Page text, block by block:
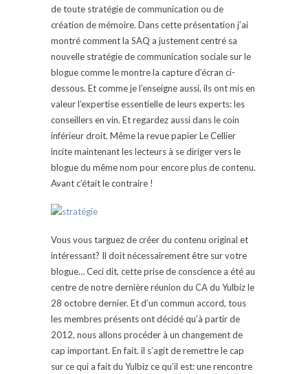
de toute stratégie de communication ou de
création de mémoire. Dans cette présentation j’ai
montré comment la SAQ a justement centré sa
nouvelle stratégie de communication sociale sur le
blogue comme le montre la capture d’écran ci-
dessous. Et comme je l’enseigne aussi, ils ont mis en
valeur l’expertise essentielle de leurs experts: les
conseillers en vin. Et regardez aussi dans le coin
inférieur droit. Même la revue papier Le Cellier
incite maintenant les lecteurs à se diriger vers le
blogue du même nom pour encore plus de contenu.
Avant c’était le contraire !
Vous vous targuez de créer du contenu original et
intéressant? Il doit nécessairement être sur votre
blogue… Ceci dit, cette prise de conscience a été au
centre de notre dernière réunion du CA du Yulbiz le
28 octobre dernier. Et d’un commun accord, tous
les membres présents ont décidé qu’à partir de
2012, nous allons procéder à un changement de
cap important. En fait. il s’agit de remettre le cap
sur ce qui a fait du Yulbiz ce qu’il est: une rencontre